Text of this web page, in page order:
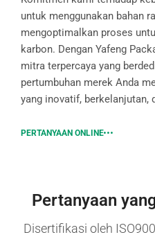
untuk menggunakan bahan
mengoptimalkan proses
karbon. Dengan Yafeng
mitra terpercaya yang
pertumbuhan merek Anda
yang inovatif, berkelanjutan,
PERTANYAAN ONLINE
Pertanyaan
Disertifikasi oleh